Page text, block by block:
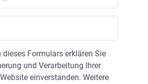
Formulars erklären Sie
und Verarbeitung Ihrer
einverstanden. Weitere